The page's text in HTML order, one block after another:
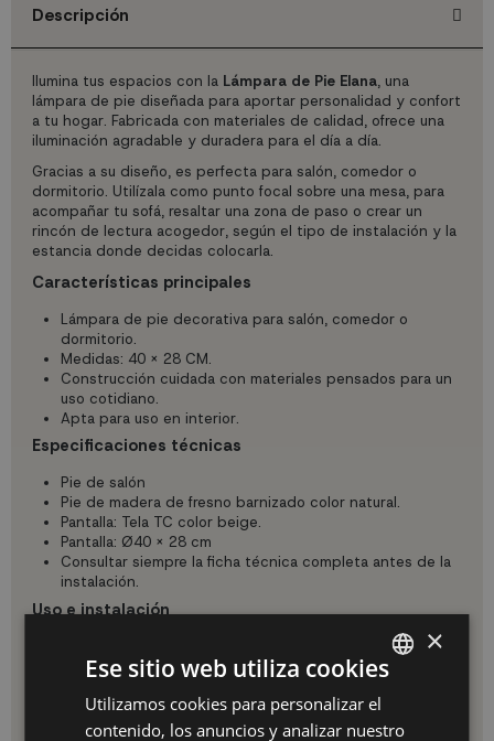
Descripción
Ilumina tus espacios con la Lámpara de Pie Elana, una
lámpara de pie diseñada para aportar personalidad y confort
a tu hogar. Fabricada con materiales de calidad, ofrece una
iluminación agradable y duradera para el día a día.
Gracias a su diseño, es perfecta para salón, comedor o
dormitorio. Utilízala como punto focal sobre una mesa, para
acompañar tu sofá, resaltar una zona de paso o crear un
rincón de lectura acogedor, según el tipo de instalación y la
estancia donde decidas colocarla.
Características principales
Lámpara de pie decorativa para salón, comedor o
dormitorio.
Medidas: 40 X 28 CM.
Construcción cuidada con materiales pensados para un
uso cotidiano.
Apta para uso en interior.
Especificaciones técnicas
Pie de salón
Pie de madera de fresno barnizado color natural.
Pantalla: Tela TC color beige.
Pantalla: Ø40 X 28 cm
Consultar siempre la ficha técnica completa antes de la
instalación.
Uso e instalación
Coloca la lámpara de pie junto a sofás, butacas o zonas de
lectura para conseguir una luz cálida y envolvente.
Asegúrate de que el cable no quede en zonas de paso para
evitar tropiezos.
Mantenimiento y limpieza
SPANISH
ES
×
Ese sitio web utiliza cookies
Utilizamos cookies para personalizar el
contenido, los anuncios y analizar nuestro